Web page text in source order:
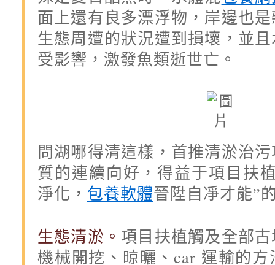
面上還有良多漂浮物，岸邊也
生態周遭的狀況遭到損壞，並
受影響，激發魚類逝世亡。
問湖哪得清這樣，首推清淤治
質的連續向好，得益于項目扶
淨化， 包養軟體晉陞自凈才能”
生態清淤。 項目扶植觸及全部
機械開挖、晾曬、car 運輸的